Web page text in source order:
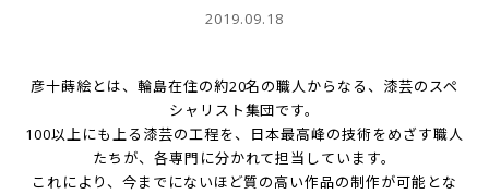
2019.09.18
彦十蒔絵とは、輪島在住の約20名の職人からなる、漆芸のスペ
シャリスト集団です。
100以上にも上る漆芸の工程を、日本最高峰の技術をめざす職人
たちが、各専門に分かれて担当しています。
これにより、今までにないほど質の高い作品の制作が可能とな